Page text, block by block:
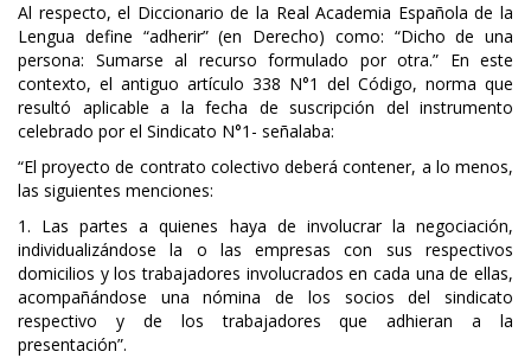
Al respecto, el Diccionario de la Real Academia Española de la
Lengua define “adherir” (en Derecho) como: “Dicho de una
persona: Sumarse al recurso formulado por otra.” En este
contexto, el antiguo artículo 338 N°1 del Código, norma que
resultó aplicable a la fecha de suscripción del instrumento
celebrado por el Sindicato N°1- señalaba:
“El proyecto de contrato colectivo deberá contener, a lo menos,
las siguientes menciones:
1. Las partes a quienes haya de involucrar la negociación,
individualizándose la o las empresas con sus respectivos
domicilios y los trabajadores involucrados en cada una de ellas,
acompañándose una nómina de los socios del sindicato
respectivo y de los trabajadores que adhieran a la
presentación”.